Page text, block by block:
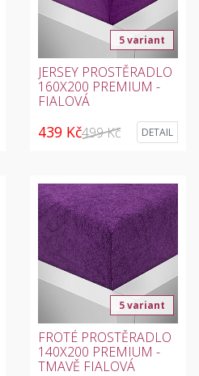
5 variant
JERSEY PROSTĚRADLO
160X200 PREMIUM -
FIALOVÁ
439 Kč499 Kč DETAIL
5 variant
FROTÉ PROSTĚRADLO
140X200 PREMIUM -
TMAVĚ FIALOVÁ